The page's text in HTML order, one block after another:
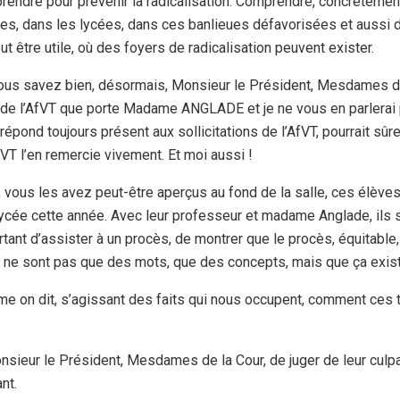
dans les lycées, dans ces banlieues défavorisées et aussi
être utile, où des foyers de radicalisation peuvent exister.
savez bien, désormais, Monsieur le Président, Mesdames
l’AfVT que porte Madame ANGLADE et je ne vous en parlerai
toujours présent aux sollicitations de l’AfVT, pourrait
l’en remercie vivement. Et moi aussi !
vous les avez peut-être aperçus au fond de la salle, ces
cette année. Avec leur professeur et madame Anglade, ils
d’assister à un procès, de montrer que le procès,
sont pas que des mots, que des concepts, mais que ça
on dit, s’agissant des faits qui nous occupent, comment
le Président, Mesdames de la Cour, de juger de leur